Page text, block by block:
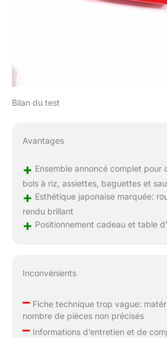
Bilan du test
Avantages
+ Ensemble annoncé complet pour
bols à riz, assiettes, baguettes et
+ Esthétique japonaise marquée:
rendu brillant
+ Positionnement cadeau et table
Inconvénients
–Fiche technique trop vague:
nombre de pièces non précisés
–Informations d’entretien et de